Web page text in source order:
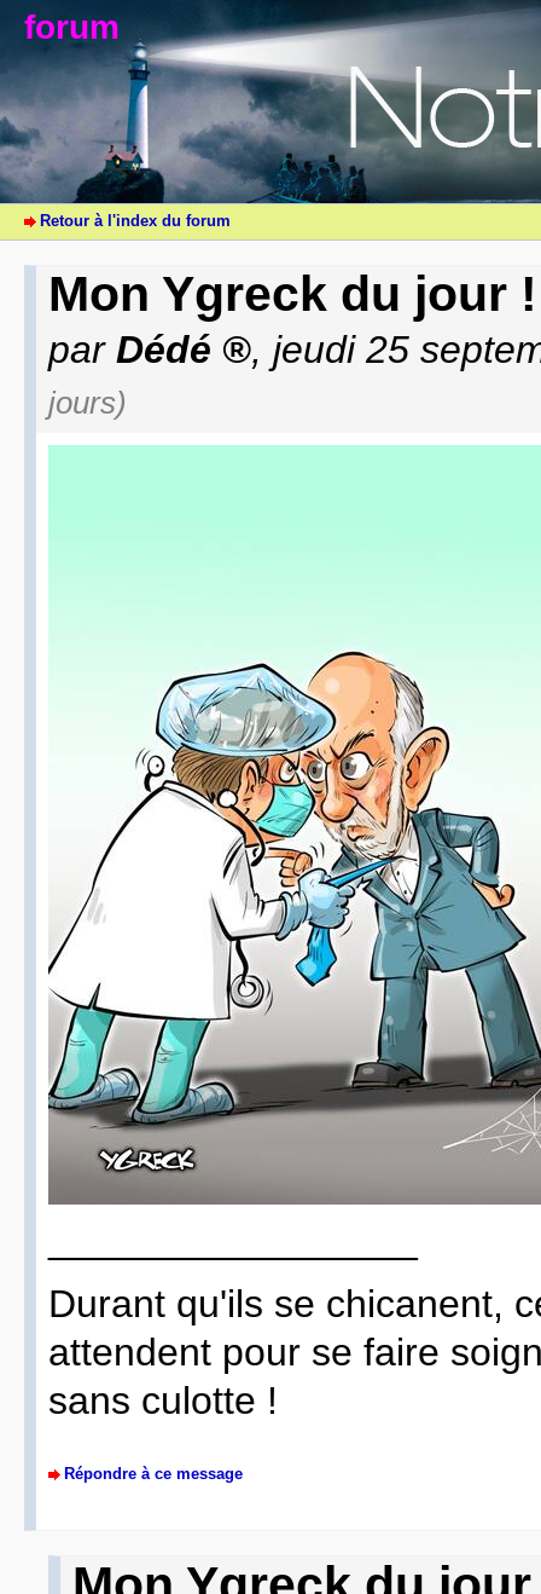
forum
Retour à l'index du forum
Mon Ygreck du jour
par Dédé , jeudi 25
jours)
Durant qu'ils se chicanent,
attendent pour se faire
sans culotte !
Répondre à ce message